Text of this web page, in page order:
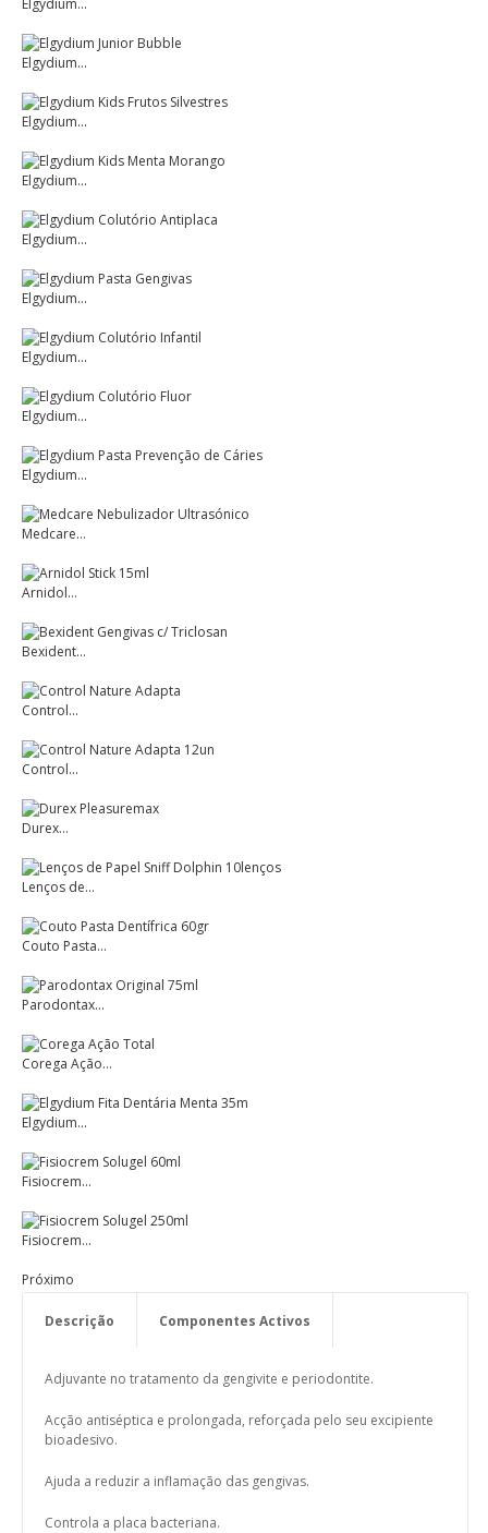
Elgydium...
Elgydium...
Elgydium...
Elgydium...
Elgydium...
Elgydium...
Elgydium...
Elgydium...
Elgydium...
Medcare...
Arnidol...
Bexident...
Control...
Control...
Durex...
Lenços de...
Couto Pasta...
Parodontax...
Corega Ação...
Elgydium...
Fisiocrem...
Fisiocrem...
Próximo
Descrição Componentes Activos
Modo de Utilização
Adjuvante no tratamento da gengivite e periodontite.
Acção antiséptica e prolongada, reforçada pelo seu excipiente
bioadesivo.
Ajuda a reduzir a inflamação das gengivas.
Controla a placa bacteriana.